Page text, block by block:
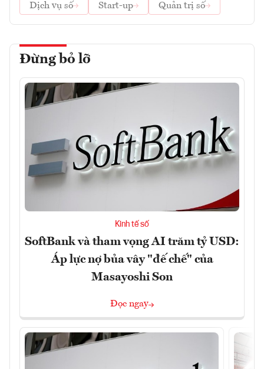
Dịch vụ số
Start-up Quản trị số
Đừng bỏ lỡ
Kinh tế số
SoftBank và tham vọng AI trăm tỷ USD:
Áp lực nợ bủa vây "đế chế" của
Masayoshi Son
Đọc ngay